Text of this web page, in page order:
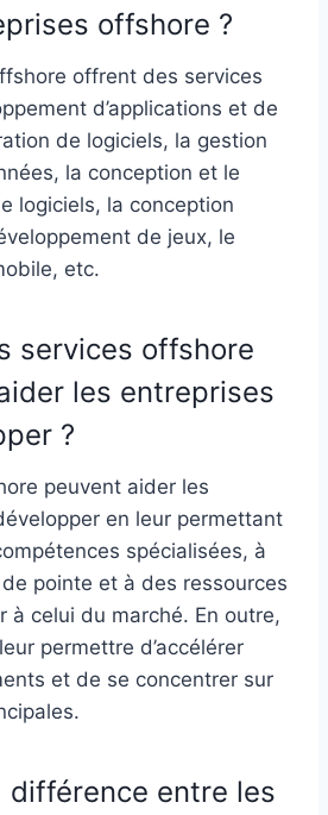
offshore ?
offrent des services
d’applications et de
de logiciels, la gestion
la conception et le
logiciels, la conception
de jeux, le
etc.
services offshore
les entreprises
?
peuvent aider les
en leur permettant
spécialisées, à
pointe et à des ressources
à celui du marché. En outre,
permettre d’accélérer
et de se concentrer sur
différence entre les